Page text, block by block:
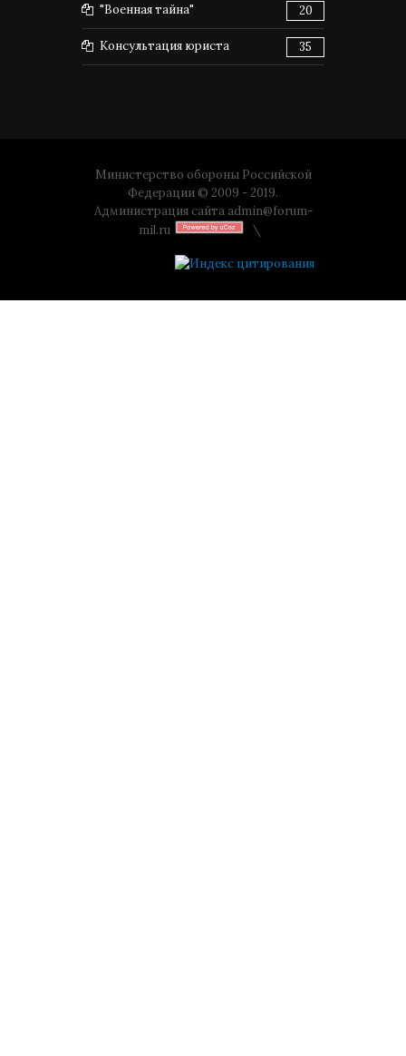
"Военная тайна" 20
Консультация юриста 35
Министерство обороны Российской
Федерации © 2009 - 2019.
Администрация сайта admin@forum-
mil.ru